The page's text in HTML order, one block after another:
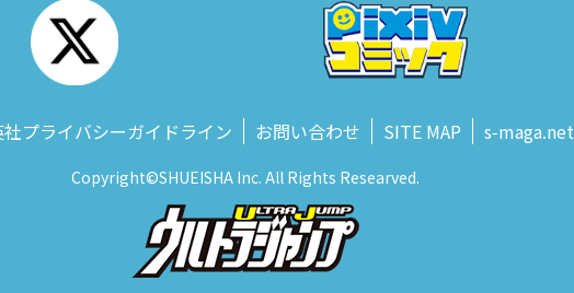
プライバシーガイドライン お問い合わせ SITE MAP s‑maga.net
Copyright©SHUEISHA Inc. All Rights Researved.